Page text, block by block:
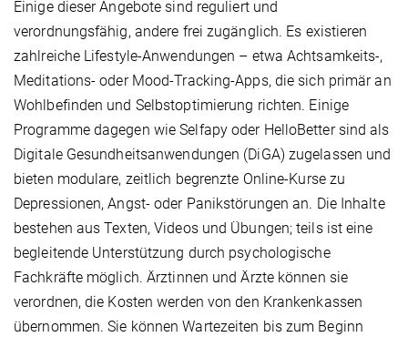
Einige dieser Angebote sind reguliert und
verordnungsfähig, andere frei zugänglich. Es existieren
zahlreiche Lifestyle-Anwendungen – etwa Achtsamkeits-,
Meditations- oder Mood-Tracking-Apps, die sich primär an
Wohlbefinden und Selbstoptimierung richten. Einige
Programme dagegen wie Selfapy oder HelloBetter sind als
Digitale Gesundheitsanwendungen (DiGA) zugelassen und
bieten modulare, zeitlich begrenzte Online-Kurse zu
Depressionen, Angst- oder Panikstörungen an. Die Inhalte
bestehen aus Texten, Videos und Übungen; teils ist eine
begleitende Unterstützung durch psychologische
Fachkräfte möglich. Ärztinnen und Ärzte können sie
verordnen, die Kosten werden von den Krankenkassen
übernommen. Sie können Wartezeiten bis zum Beginn